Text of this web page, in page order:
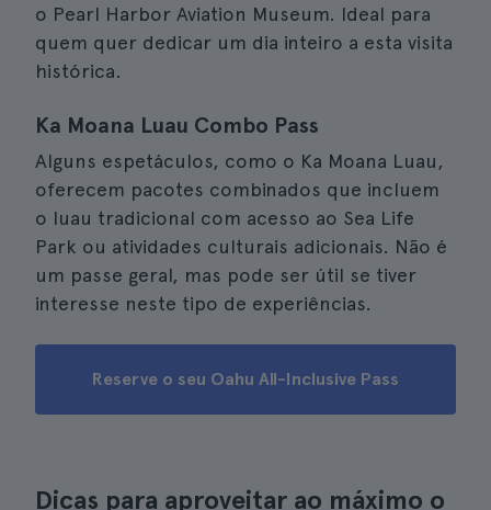
o Pearl Harbor Aviation Museum. Ideal para
quem quer dedicar um dia inteiro a esta visita
histórica.
Ka Moana Luau Combo Pass
Alguns espetáculos, como o Ka Moana Luau,
oferecem pacotes combinados que incluem
o luau tradicional com acesso ao Sea Life
Park ou atividades culturais adicionais. Não é
um passe geral, mas pode ser útil se tiver
interesse neste tipo de experiências.
Reserve o seu Oahu All-Inclusive Pass
Dicas para aproveitar ao máximo o